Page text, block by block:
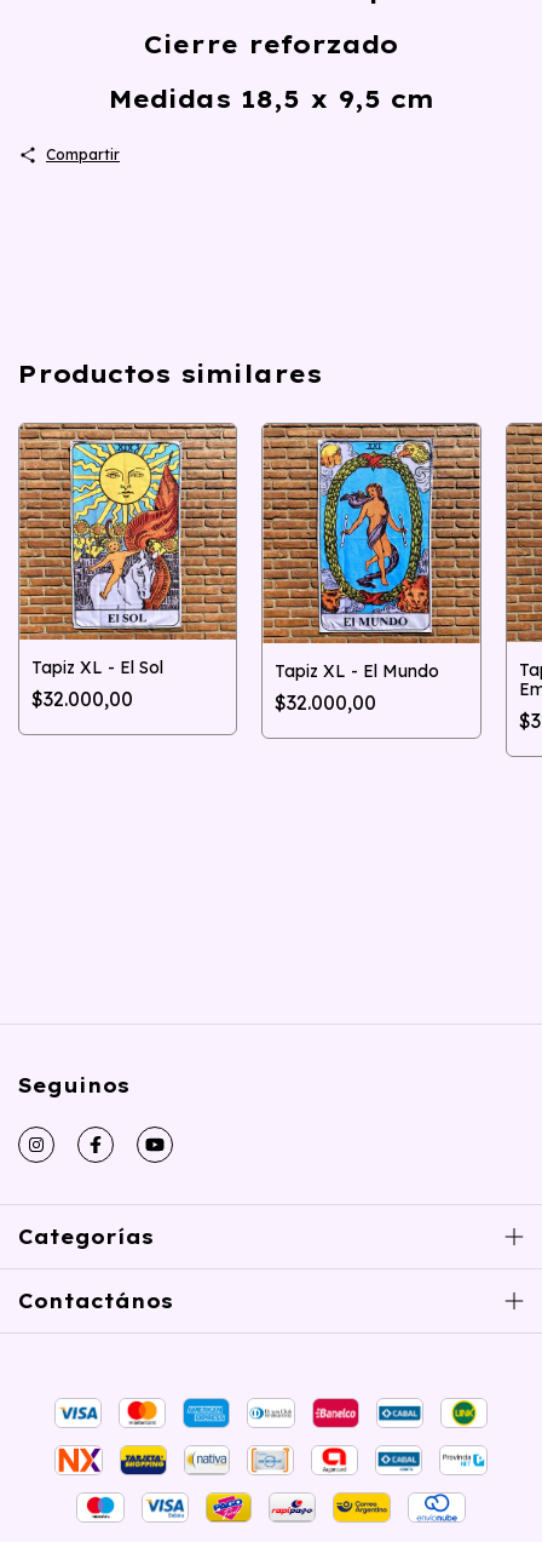
Cierre reforzado
Medidas 18,5 x 9,5 cm
Compartir
Productos similares
Tapiz XL - El Sol
$32.000,00
Tapiz XL - El Mundo
$32.000,00
Seguinos
Categorías
Contactános